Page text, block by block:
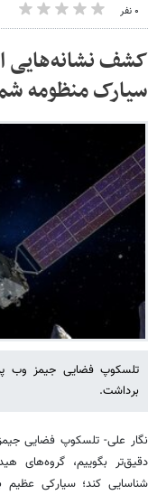
۰ نفر
کشف نشانه‌هایی
سیارک منظومه
برداشت.
نگار علی- تلسکوپ فضایی